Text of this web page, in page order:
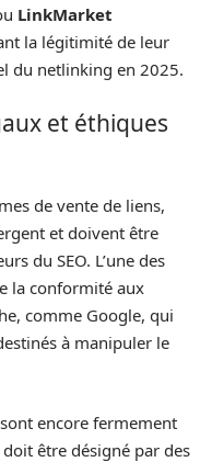
LinkMarket
la légitimité de leur
du netlinking en 2025.
et éthiques
de vente de liens,
et doivent être
du SEO. L’une des
la conformité aux
comme Google, qui
à manipuler le
encore fermement
être désigné par des